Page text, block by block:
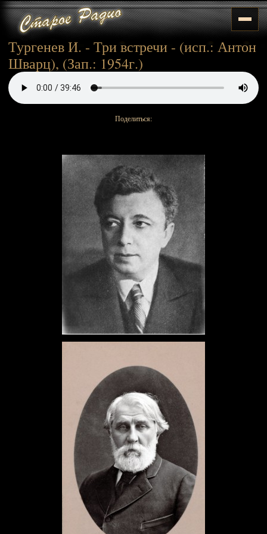
Тургенев И. - Три встречи - (исп.: Антон
Шварц), (Зап.: 1954г.)
Поделиться: